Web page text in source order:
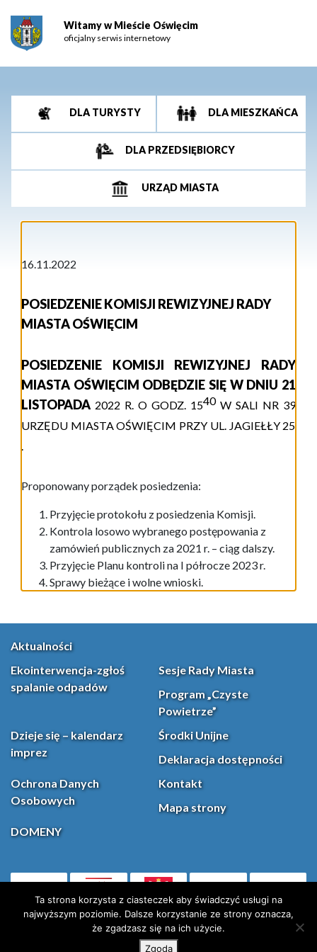
Witamy w Mieście Oświęcim
oficjalny serwis internetowy
DLA TURYSTY DLA MIESZKAŃCA
DLA PRZEDSIĘBIORCY
URZĄD MIASTA
16.11.2022
POSIEDZENIE KOMISJI REWIZYJNEJ RADY
MIASTA OŚWIĘCIM
POSIEDZENIE KOMISJI REWIZYJNEJ RADY
MIASTA OŚWIĘCIM ODBĘDZIE SIĘ W DNIU 21
LISTOPADA 2022 R. O GODZ. 1540 W SALI NR 39
URZĘDU MIASTAOŚWIĘCIM PRZY UL. JAGIEŁŁY 25
.
Proponowany porządek posiedzenia:
Przyjęcie protokołu z posiedzenia Komisji.
Kontrola losowo wybranego postępowania z
zamówień publicznych za 2021 r. – ciąg dalszy.
Przyjęcie Planu kontrolina I półrocze 2023r.
Sprawy bieżące i wolne wnioski.
Aktualności
Ekointerwencja-zgłoś
spalanie odpadów
Sesje Rady Miasta
Program „Czyste
Powietrze”
Dzieje się – kalendarz
imprez
Środki Unijne
Deklaracja dostępności
Ochrona Danych
Osobowych
Kontakt
Mapa strony
DOMENY
(otwiera się w nowej karcie)Facebook
X (Twitter)
Ta strona korzysta z ciasteczek aby świadczyć usługi na
najwyższym poziomie. Dalsze korzystanie ze strony oznacza,
że zgadzasz się na ich użycie.
Zgoda